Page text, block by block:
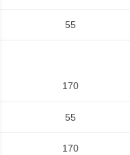
55
170
55
170